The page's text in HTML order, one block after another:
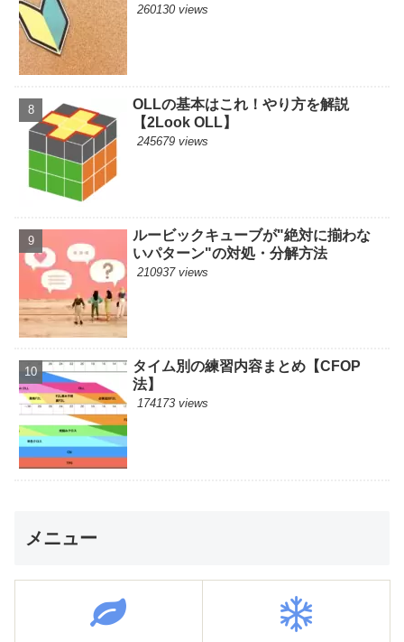
260130 views
OLLの基本はこれ！やり方を解説
【2Look OLL】
245679 views
ルービックキューブが"絶対に揃わな
いパターン"の対処・分解方法
210937 views
タイム別の練習内容まとめ【CFOP
法】
174173 views
メニュー